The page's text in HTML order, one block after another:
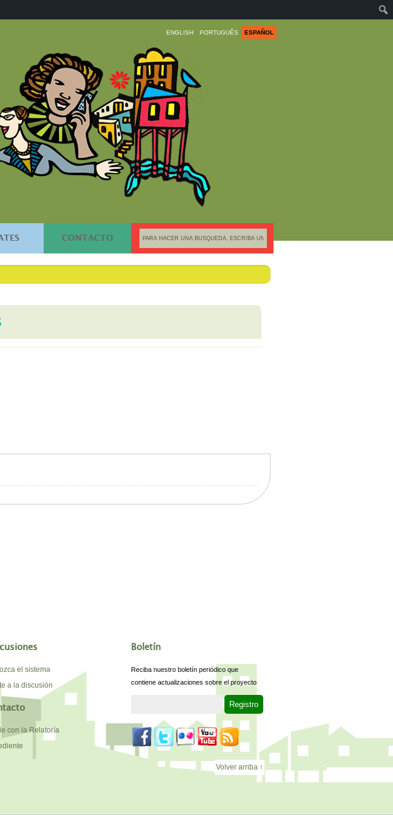
ENGLISH PORTUGUÊS ESPAÑOL
CONTACTO
el sistema
a la discusión
con la Relatoría
Boletín
Reciba nuestro boletín periódico que
contiene actualizaciones sobre el proyecto
Volver arriba ↑